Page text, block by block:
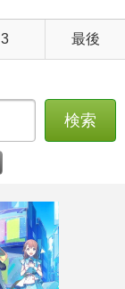
3 最後
検索